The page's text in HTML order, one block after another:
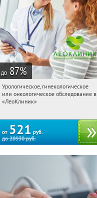
до 87%
13:20:35 Купили:285
Тверская
Урологическое, гинекологическое
или онкологическое обследование в
«ЛеоКлиник»
от 521 руб.
до20930руб.